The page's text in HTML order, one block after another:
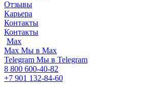
Отзывы
Карьера
Контакты
Контакты
Max
Max Мы в Max
Telegram Мы в Telegram
8 800 600-40-82
+7 901 132-84-60